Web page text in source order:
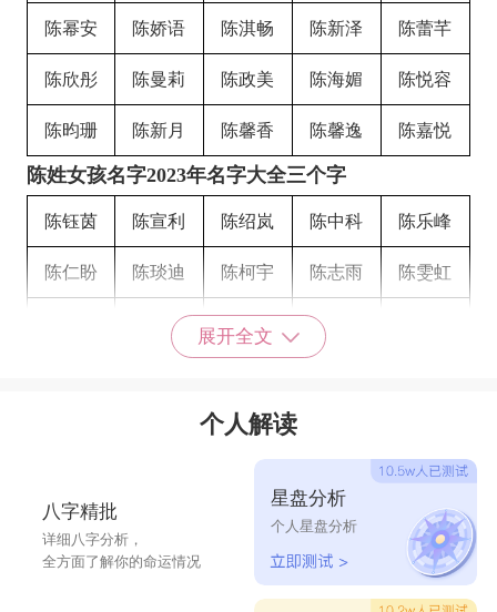
陈幂安 陈娇语 陈淇畅 陈新泽 陈蕾芊
陈欣彤 陈曼莉 陈政美 陈海媚 陈悦容
陈昀珊 陈新月 陈馨香 陈馨逸 陈嘉悦
陈姓女孩名字2023年名字大全三个字
陈钰茵 陈宣利 陈绍岚 陈中科 陈乐峰
陈仁盼 陈琰迪 陈柯宇 陈志雨 陈雯虹
陈果芯 陈龙真 陈小铃
陈瑾琴
陈雅英
陈元桦 陈静慕 陈露曼 陈冬菁
陈媱叶 陈菲莉
展开全文
个人解读
八字精批
详细八字分析，
全方面了解你的命运情况
星盘分析
个人星盘分析